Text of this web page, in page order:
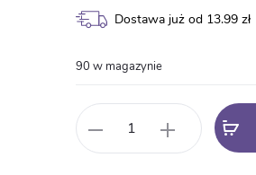
Dostawa już od 13.99 zł
90 w magazynie
Nagroda
Dyrektora